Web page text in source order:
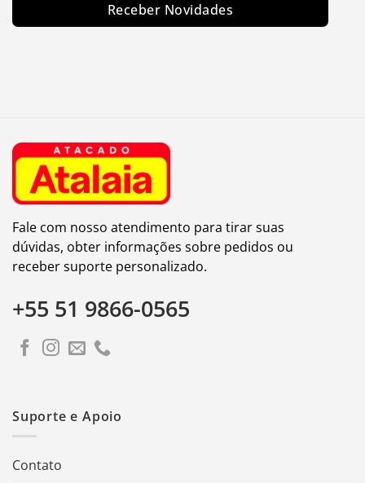
Receber Novidades
Fale com nosso atendimento para tirar suas
dúvidas, obter informações sobre pedidos ou
receber suporte personalizado.
+55 51 9866-0565
Suporte e Apoio
Contato